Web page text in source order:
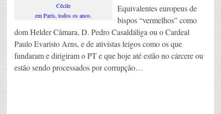
Cécile
em Paris, todos os anos.
Equivalentes europeus de
bispos “vermelhos” como
dom Helder Câmara, D. Pedro Casaldáliga ou o Cardeal
Paulo Evaristo Arns, e de ativistas leigos como os que
fundaram e dirigiram o PT e que hoje até estão no cárcere ou
estão sendo processados por corrupção…